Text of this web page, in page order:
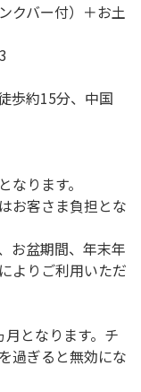
クバー付）＋お土
歩約15分、中国
ります。
お客さま負担とな
お盆期間、年末年
よりご利用いただ
となります。チ
過ぎると無効にな